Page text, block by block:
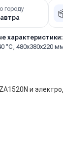
городу
характеристики:
°C, 480x380x220
и